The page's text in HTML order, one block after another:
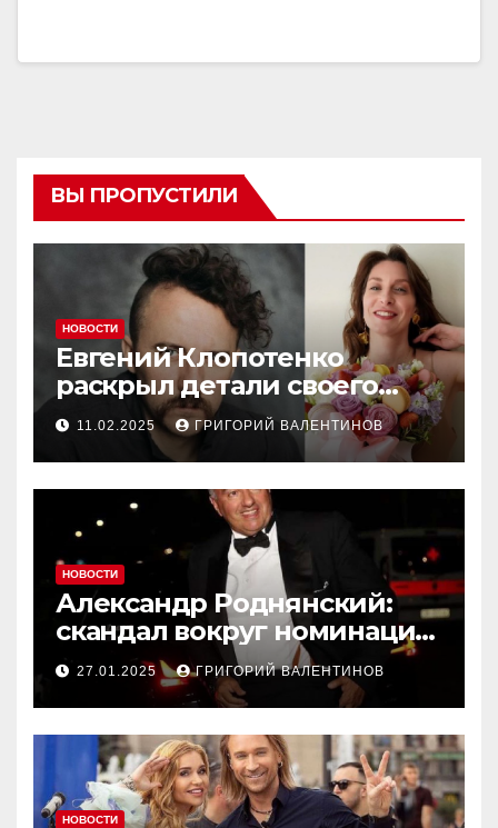
ВЫ ПРОПУСТИЛИ
НОВОСТИ
Евгений Клопотенко
раскрыл детали своего
романа с Екатериной
Песковой
11.02.2025 ГРИГОРИЙ ВАЛЕНТИНОВ
НОВОСТИ
Александр Роднянский:
скандал вокруг номинации
российского актера на
Оскар
27.01.2025 ГРИГОРИЙ ВАЛЕНТИНОВ
НОВОСТИ